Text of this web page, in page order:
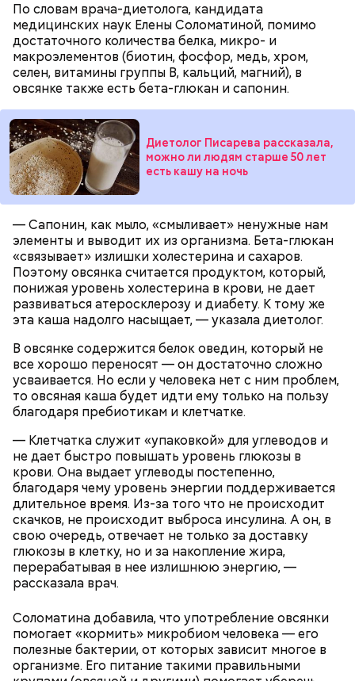
По словам врача-диетолога, кандидата
медицинских наук Елены Соломатиной, помимо
достаточного количества белка, микро- и
макроэлементов (биотин, фосфор, медь, хром,
селен, витамины группы B, кальций, магний), в
овсянке также есть бета-глюкан и сапонин.
Диетолог Писарева рассказала,
можно ли людям старше 50 лет
есть кашу на ночь
— Сапонин, как мыло, «смыливает» ненужные нам
элементы и выводит их из организма. Бета-глюкан
«связывает» излишки холестерина и сахаров.
Поэтому овсянка считается продуктом, который,
понижая уровень холестерина в крови, не дает
развиваться атеросклерозу и диабету. К тому же
эта каша надолго насыщает, — указала диетолог.
В овсянке содержится белок оведин, который не
все хорошо переносят — он достаточно сложно
усваивается. Но если у человека нет с ним проблем,
то овсяная каша будет идти ему только на пользу
благодаря пребиотикам и клетчатке.
— Клетчатка служит «упаковкой» для углеводов и
не дает быстро повышать уровень глюкозы в
крови. Она выдает углеводы постепенно,
благодаря чему уровень энергии поддерживается
длительное время. Из-за того что не происходит
скачков, не происходит выброса инсулина. А он, в
свою очередь, отвечает не только за доставку
глюкозы в клетку, но и за накопление жира,
перерабатывая в нее излишнюю энергию, —
рассказала врач.
Соломатина добавила, что употребление овсянки
помогает «кормить» микробиом человека — его
полезные бактерии, от которых зависит многое в
организме. Его питание такими правильными